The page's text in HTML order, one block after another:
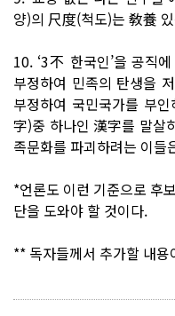
양)의 尺度(척도)는 敎養
10. ‘3不 한국인’을 공직
부정하여 민족의 탄생을
부정하여 국민국가를 부
字)중 하나인 漢字를 말살
족문화를 파괴하려는 이들
*언론도 이런 기준으로 후
단을 도와야 할 것이다.
** 독자들께서 추가할 내